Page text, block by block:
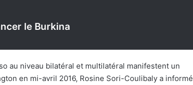
le Burkina
au niveau bilatéral et multilatéral manifestent un
en mi-avril 2016, Rosine Sori-Coulibaly a informé